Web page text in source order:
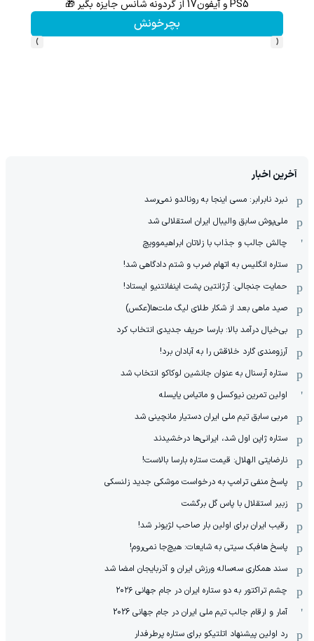
با خرید اول از گریم 200 سوت هدیه بگیر
کلیک کن!
‹
›
آخرین اخبار
نبرد نابرابر: مسی اینجا به رونالدو نمی‌رسد
ملی‌پوش سابق والیبال ایران استقلالی شد
چالش جالب و جذاب با زلاتان ابراهیموویچ
ستاره انگلیس به اتهام ضرب و شتم دادگاهی شد!
حمایت جنجالی: آرژانتین پشت اینفانتنیو ایستاد!
صید ماهی بعد از شکار طلای لیگ ملت‌ها(عکس)
بی‌خیال درآمد بالا: بارسا حریف جدیدی انتخاب کرد
آرزومندی گارد خلاقش را به آبادان برد!
ستاره آرسنال به عنوان جانشین لوکاکو انتخاب شد
اولین تمرین نیوکسل و ماتیاس یایسله
مربی سابق تیم ملی ایران دستیار مانچینی شد
ستاره ژاپن اول شد، ایرانی‌ها درخشیدند
نارضایتی الهلال: قیمت ستاره بارسا بالاست!
پاسخ منفی ترامپ به درخواست موشکی جدید زلنسکی
زبیر استقلال با پاس گل برگشت
رقیب ایران برای اولین بار صاحب لژیونر شد!
پاسخ هافبک سیتی به شایعات: هیچ‌جا نمی‌روم!
سند همکاری سه‌ساله‌ ‌ورزش ایران و آذربایجان امضا شد
چشم تراکتور به دو ستاره ایران در جام جهانی ۲۰۲۶
آمار و ارقام جالب تیم ملی ایران در جام جهانی 2026
رد اولین پیشنهاد اتلتیکو برای ستاره پرطرفدار